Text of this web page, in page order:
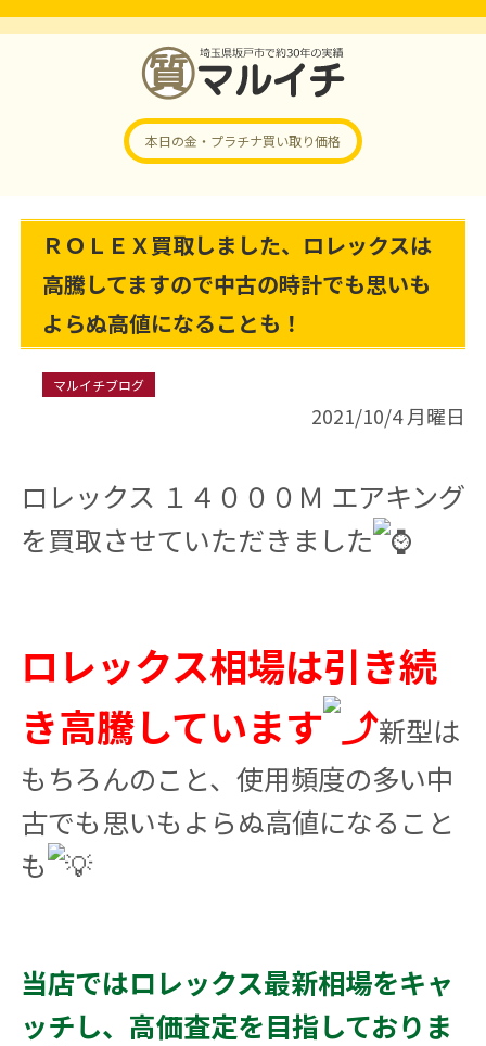
本日の金・プラチナ買い取り価格
ＲＯＬＥＸ買取しました、ロレックスは
高騰してますので中古の時計でも思いも
よらぬ高値になることも！
マルイチブログ
2021/10/4 月曜日
ロレックス １４０００Ｍ エアキング
を買取させていただきました
ロレックス相場は引き続
き高騰しています
新型は
もちろんのこと、使用頻度の多い中
古でも思いもよらぬ高値になること
も
当店ではロレックス最新相場をキャ
ッチし、高価査定を目指しておりま